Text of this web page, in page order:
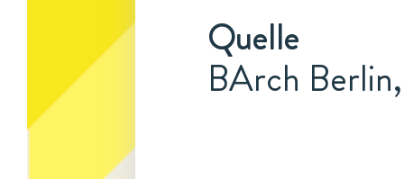
Quelle
BArch